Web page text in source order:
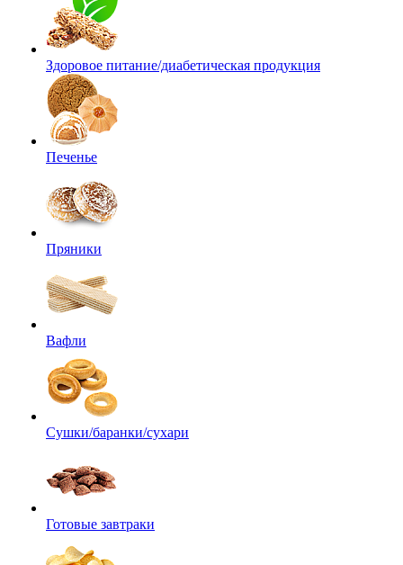
Здоровое питание/диабетическая продукция
Печенье
Пряники
Вафли
Сушки/баранки/сухари
Готовые завтраки